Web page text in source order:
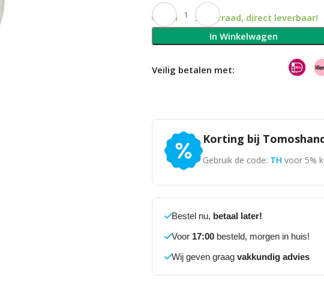
Op voorraad, direct leverbaar!
In Winkelwagen
Veilig betalen met:
Korting bij
Gebruik de code: TH voor 5%
Bestel nu, betaal later!
Voor 17:00besteld, morgen in huis!
Wij geven graag vakkundig advies